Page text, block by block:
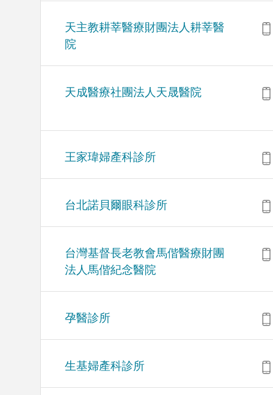
天主教耕莘醫療財團法人耕莘醫
院
天成醫療社團法人天晟醫院
王家瑋婦產科診所
台北諾貝爾眼科診所
台灣基督長老教會馬偕醫療財團
法人馬偕紀念醫院
孕醫診所
生基婦產科診所